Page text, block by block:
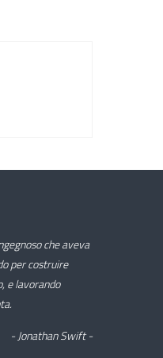
che aveva
per costruire
e lavorando
- Jonathan Swift -